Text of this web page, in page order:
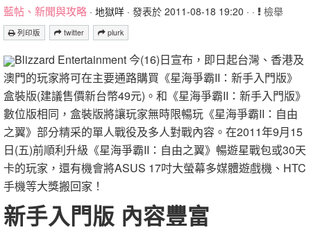
藍帖、新聞與攻略 · 地獄咩 · 發表於 2011-08-18 19:20 · · 檢舉
列印版 twitter plurk
Blizzard Entertainment 今(16)日宣布，即日起台灣、香港及
澳門的玩家將可在主要通路購買《星海爭霸II：新手入門版》
盒裝版(建議售價新台幣49元)。和《星海爭霸II：新手入門版》
數位版相同，盒裝版將讓玩家無時限暢玩《星海爭霸II：自由
之翼》部分精采的單人戰役及多人對戰內容。在2011年9月15
日(五)前順利升級《星海爭霸II：自由之翼》暢遊星戰包或30天
卡的玩家，還有機會將ASUS 17吋大螢幕多媒體遊戲機、HTC
手機等大獎搬回家！
新手入門版 內容豐富